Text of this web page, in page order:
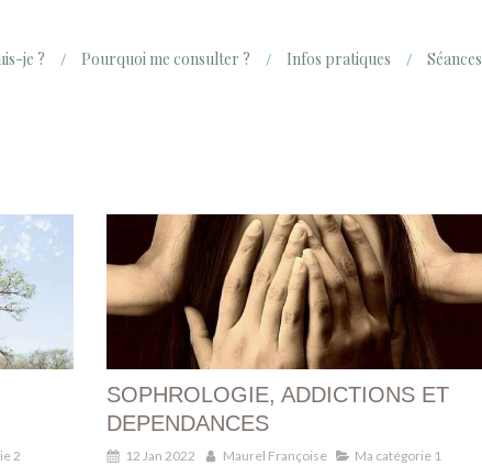
je ? Pourquoi me consulter ? Infos pratiques Séances
2
SOPHROLOGIE, ADDICTIONS ET
DEPENDANCES
12 Jan 2022 Maurel Françoise Ma catégorie 1